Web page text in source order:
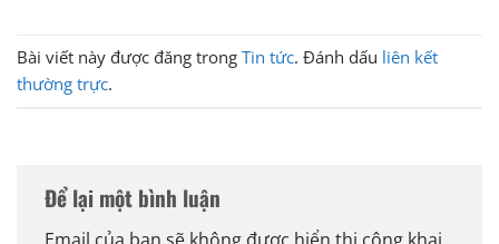
Bài viết này được đăng trong Tin tức. Đánh dấu liên kết
thường trực.
Để lại một bình luận